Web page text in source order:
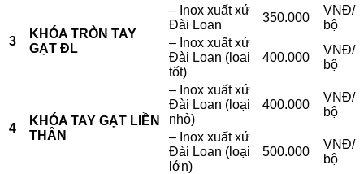
3
KHÓA TRÒN TAY
GẠT ĐL
– Inox xuất xứ
Đài Loan
350.000
VNĐ/
bộ
– Inox xuất xứ
Đài Loan (loại
tốt)
400.000
VNĐ/
bộ
4
KHÓA TAY GẠT LIỀN
THÂN
– Inox xuất xứ
Đài Loan (loại
nhỏ)
400.000
VNĐ/
bộ
– Inox xuất xứ
Đài Loan (loại
lớn)
500.000
VNĐ/
bộ